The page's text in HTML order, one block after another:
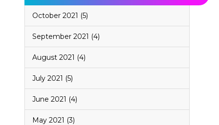
October 2021 (5)
September 2021 (4)
August 2021 (4)
July 2021 (5)
June 2021 (4)
May 2021 (3)